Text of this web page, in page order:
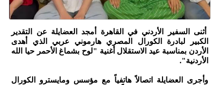
أثنى السفير الأردني في القاهرة أمجد العضايلة عن التقدير
الكبير لبادرة الكورال المصري هارموني عربي الذي أهدى
الأردن بمناسبة عيد الاستقلال أغنية "لوح بشماغ الأحمر حيا الله
الأردنية".
وأجرى العضايلة اتصالاً هاتفياً مع مؤسس ومايسترو الكورال